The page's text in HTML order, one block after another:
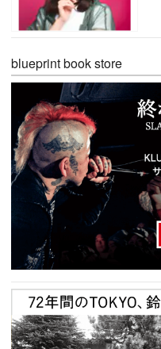
blueprint book store